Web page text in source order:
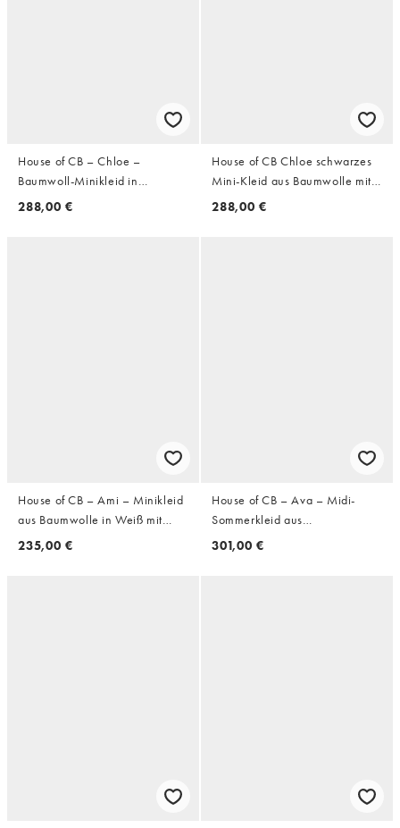
House of CB – Chloe –
Baumwoll-Minikleid in
Zitronengelb mit Custom-Spitze
288,00 €
House of CB Chloe schwarzes
Mini-Kleid aus Baumwolle mit
Broderie Anglaise und Spitze
288,00 €
House of CB – Ami – Minikleid
aus Baumwolle in Weiß mit
Rosenmuster und Korsettdetail
235,00 €
House of CB – Ava – Midi-
Sommerkleid aus
Baumwollspitze in Weiß mit
301,00 €